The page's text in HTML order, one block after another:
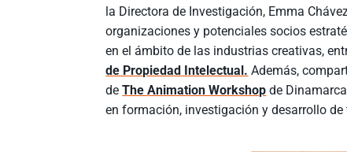
la Directora de Investigación, Emma
organizaciones y potenciales socios
en el ámbito de las industrias creativas,
de Propiedad Intelectual. Además,
deThe Animation Workshop de
en formación, investigación y desarrollo